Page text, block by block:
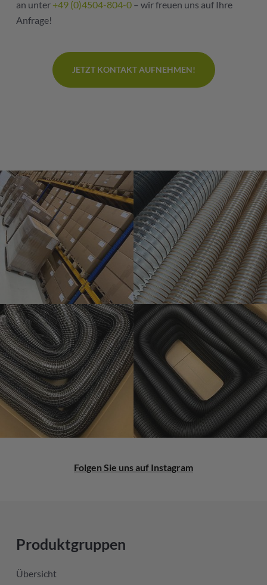
an unter +49 (0)4504-804-0 – wir freuen uns auf Ihre
Anfrage!
JETZT KONTAKT AUFNEHMEN!
Folgen Sie uns auf Instagram
Produktgruppen
Übersicht